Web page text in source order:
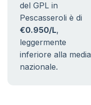
del GPL in
Pescasseroli è di
€0.950/L,
leggermente
inferiore alla media
nazionale.